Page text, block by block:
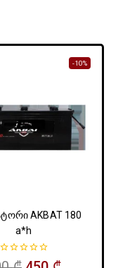
-10%
AKBAT 180
a*h